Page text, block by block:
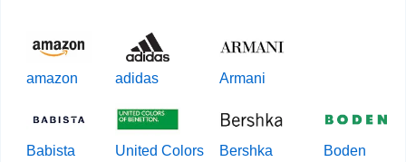
amazon adidas Armani
Babista
United Colors
Bershka Boden